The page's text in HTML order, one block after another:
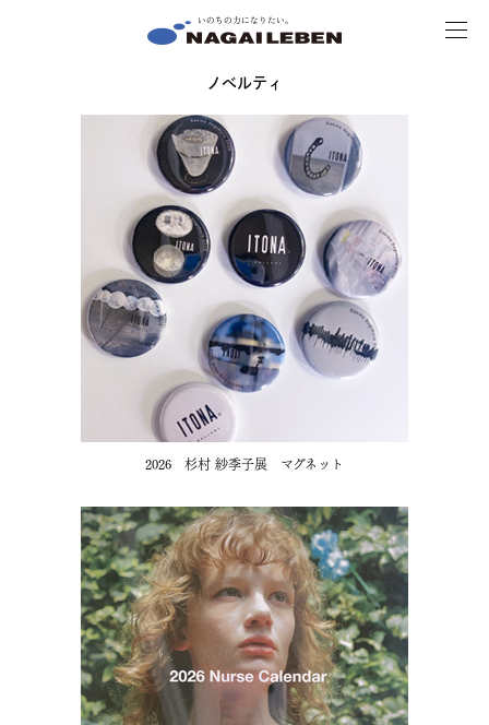
MENU
ノベルティ
2026 杉村 紗季子展 マグネット